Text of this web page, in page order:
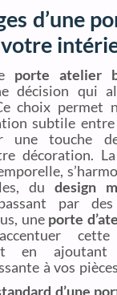
d’une
porte atelier
décision qui
choix permet
subtile entre
une touche
décoration.
du design
par des
une porte
cette
en ajoutant
à vos
d’une